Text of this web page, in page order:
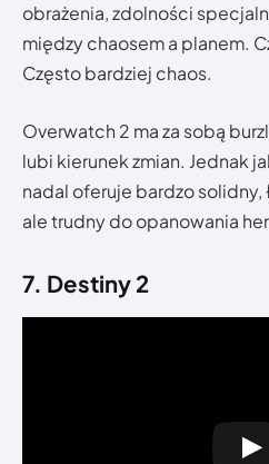
obrażenia, zdolności
między chaosem a planem.
Często bardziej chaos.
Overwatch 2 ma za sobą
lubi kierunek zmian. Jednak
nadal oferuje bardzo solidny,
ale trudny do opanowania
7. Destiny 2